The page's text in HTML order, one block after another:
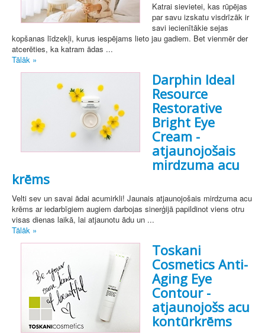
Katrai sievietei, kas rūpējas
par savu izskatu visdrīzāk ir
savi iecienītākie sejas
kopšanas līdzekļi, kurus iespējams lieto jau gadiem. Bet vienmēr der
atcerēties, ka katram ādas ...
Tālāk »
Darphin Ideal
Resource
Restorative
Bright Eye
Cream -
atjaunojošais
mirdzuma acu
krēms
Velti sev un savai ādai acumirkli! Jaunais atjaunojošais mirdzuma acu
krēms ar iedarbīgiem augiem darbojas sinerģijā papildinot viens otru
visas dienas laikā, lai atjaunotu ādu un ...
Tālāk »
Toskani
Cosmetics Anti-
Aging Eye
Contour -
atjaunojošs acu
kontūrkrēms